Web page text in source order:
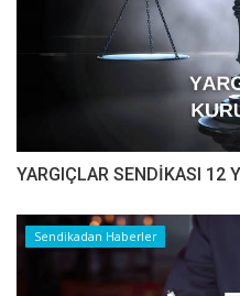
YARGIÇLAR SENDİKASI 12
Sendikadan Haberler